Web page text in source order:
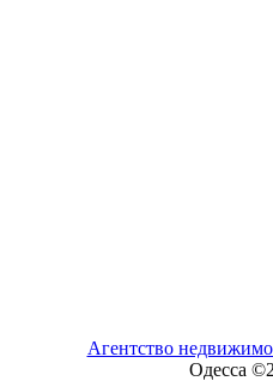
Агентство
Одесса